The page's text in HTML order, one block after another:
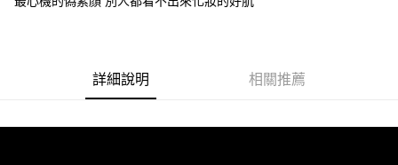
每筆NT$85，滿NT$599(含以上)免運費
詳細說明 相關推薦